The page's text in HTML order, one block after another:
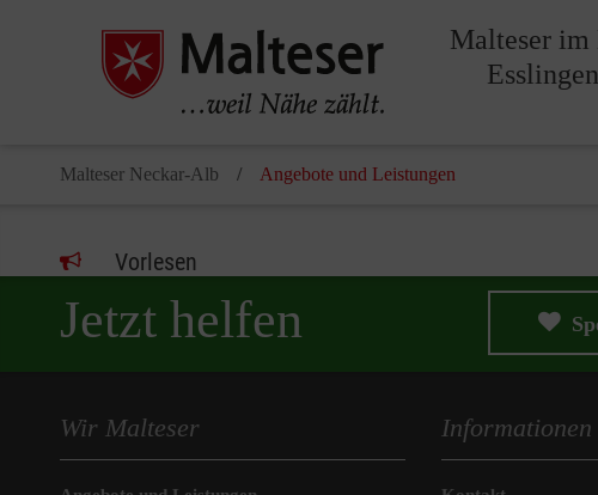
Malteser
Malteser Neckar-Alb Angebote und Leistungen
Vorlesen
Jetzt helfen
Wir Malteser Informationen